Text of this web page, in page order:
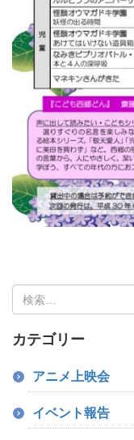
索:
カテゴリー
アニメ上映会
イベント報告